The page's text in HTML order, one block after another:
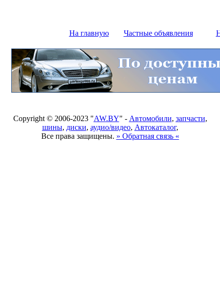
На главную Частные объявления
Copyright © 2006-2023 "AW.BY" - Автомобили, запчасти,
шины, диски, аудио/видео, Автокаталог,
Все права защищены. » Обратная связь «